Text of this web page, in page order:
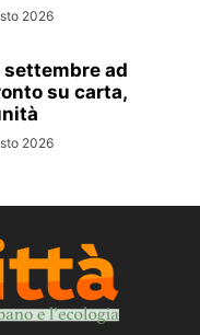
2026
settembre ad
su carta,
2026